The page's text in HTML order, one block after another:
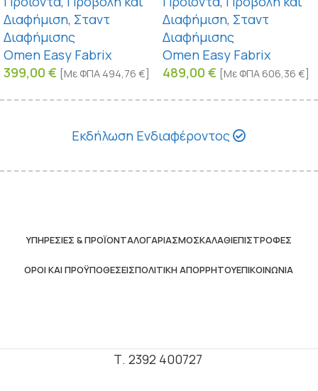
Διαφήμιση, Σταντ
Διαφήμισης
Omen Easy Fabrix
399,00 € [Με ΦΠΑ 494,76 €]
Διαφήμιση, Σταντ
Διαφήμισης
Omen Easy Fabrix
489,00 € [Με ΦΠΑ 606,36 €]
Εκδήλωση Ενδιαφέροντος
ΥΠΗΡΕΣΊΕΣ & ΠΡΟΪΌΝΤΑΛΟΓΑΡΙΑΣΜΌΣΚΑΛΆΘΙΕΠΙΣΤΡΟΦΈΣ
ΌΡΟΙ ΚΑΙ ΠΡΟΫΠΟΘΈΣΕΙΣΠΟΛΙΤΙΚΉ ΑΠΟΡΡΉΤΟΥΕΠΙΚΟΙΝΩΝΊΑ
Τ. 2392 400727